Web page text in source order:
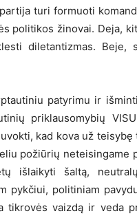
turi formuoti
politikos žinovai. Deja,
diletantizmas. Beje,
patyrimu ir
priklausomybių
kad kova už
požiūrių neteisingame
išlaikyti šaltą,
pykčiui, politiniam
tikrovės vaizdą ir veda